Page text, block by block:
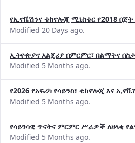
የኢኖቬሽንና ቴክኖሎጂ ሚኒስቴር የ2018
Modified 20 Days ago.
ኢትዮጵያና አልጄሪያ በምርምር፣ በልማትና
Modified 5 Months ago.
የ2026 የአፍሪካ የሳይንስ፣ ቴክኖሎጂ እና
Modified 5 Months ago.
የሳይንሳዊ ጥናትና ምርምር ሥራዎች ለዘላቂ
Modified 5 Months ago.